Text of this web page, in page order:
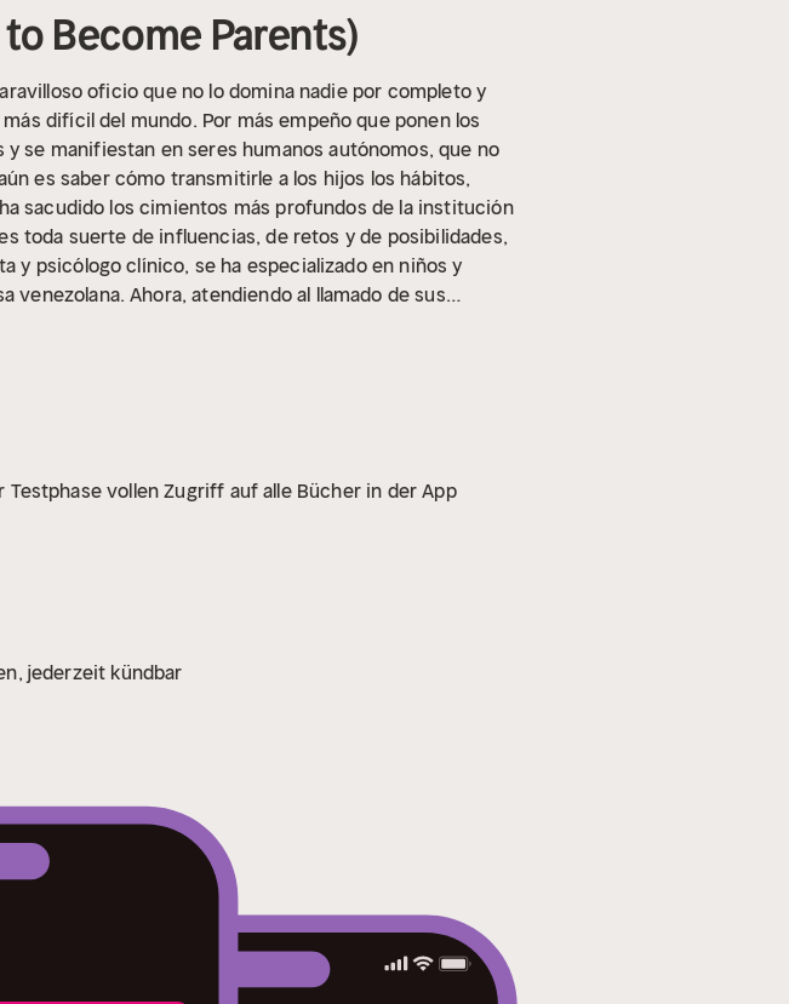
Become Parents)
oficio que no lo domina nadie por completo y
difícil del mundo. Por más empeño que ponen los
se manifiestan en seres humanos autónomos, que no
es saber cómo transmitirle a los hijos los hábitos,
sacudido los cimientos más profundos de la institución
toda suerte de influencias, de retos y de posibilidades,
y psicólogo clínico, se ha especializado en niños y
Ahora, atendiendo al llamado de sus
Testphase vollen Zugriff auf alle Bücher in der App
jederzeit kündbar